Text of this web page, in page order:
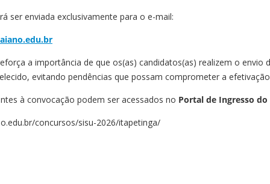
ser enviada exclusivamente para o e-mail:
a importância de que os(as) candidatos(as) realizem o envio
evitando pendências que possam comprometer a
à convocação podem ser acessados no Portal de Ingresso do
concursos/sisu-2026/itapetinga/